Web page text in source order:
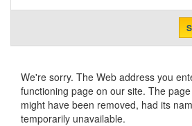
We're sorry. The Web address you
functioning page on our site. The
might have been removed, had its
temporarily unavailable.